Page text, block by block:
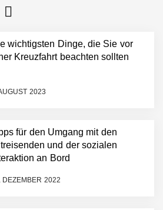
wichtigsten Dinge, die Sie vor
Kreuzfahrt beachten sollten
2023
für den Umgang mit den
und der sozialen
an Bord
DEZEMBER 2022